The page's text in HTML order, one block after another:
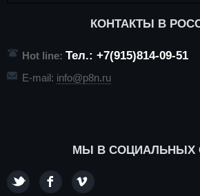
КОНТАКТЫ В
Hot line: Тел.: +7(915)814-09-51
E-mail: info@p8n.ru
МЫ В СОЦИАЛЬНЫХ